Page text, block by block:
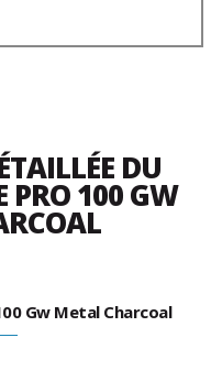
DU
PRO 100 GW
Gw Metal Charcoal